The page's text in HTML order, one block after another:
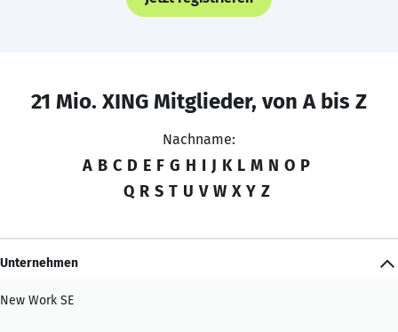
21 Mio. XING Mitglieder, von A bis Z
Nachname:
A B C D E F G H I J K L M N O P
Q R S T U V W X Y Z
Unternehmen
New Work SE